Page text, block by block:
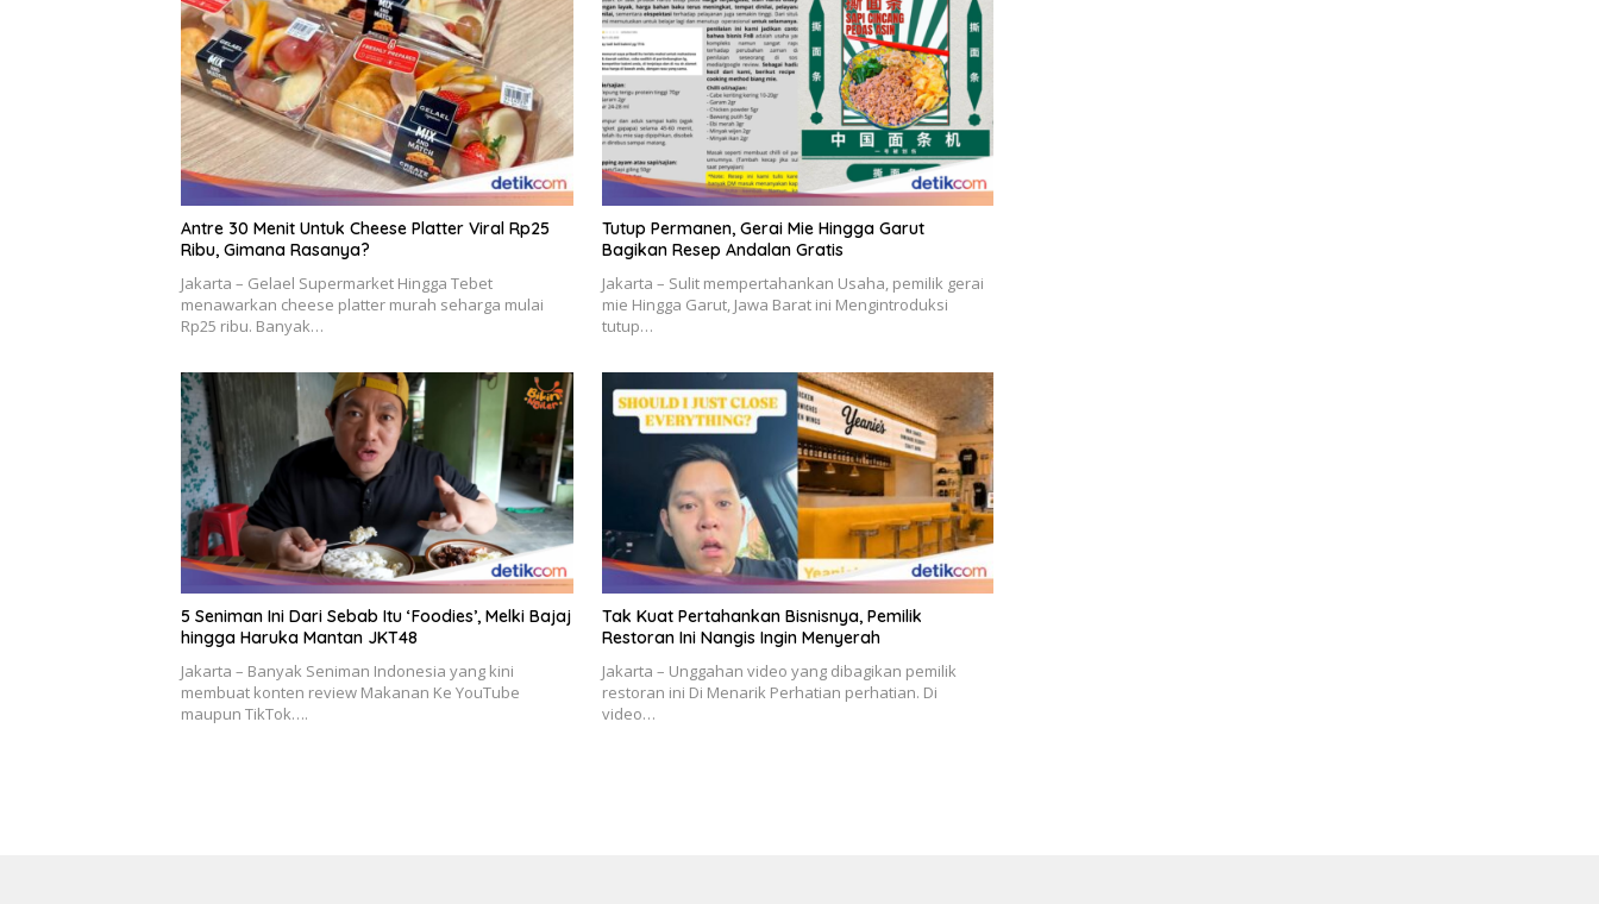
Antre 30 Menit Untuk Cheese Platter Viral Rp25
Ribu, Gimana Rasanya?
Jakarta – Gelael Supermarket Hingga Tebet
menawarkan cheese platter murah seharga mulai
Rp25 ribu. Banyak…
Tutup Permanen, Gerai Mie Hingga Garut
Bagikan Resep Andalan Gratis
Jakarta – Sulit mempertahankan Usaha, pemilik gerai
mie Hingga Garut, Jawa Barat ini Mengintroduksi
tutup…
5 Seniman Ini Dari Sebab Itu ‘Foodies’, Melki Bajaj
hingga Haruka Mantan JKT48
Jakarta – Banyak Seniman Indonesia yang kini
membuat konten review Makanan Ke YouTube
maupun TikTok….
Tak Kuat Pertahankan Bisnisnya, Pemilik
Restoran Ini Nangis Ingin Menyerah
Jakarta – Unggahan video yang dibagikan pemilik
restoran ini Di Menarik Perhatian perhatian. Di
video…